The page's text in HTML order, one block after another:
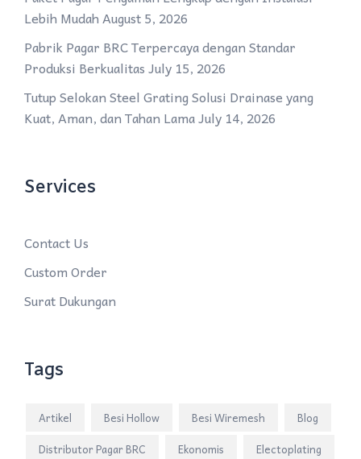
Lebih MudahAugust 5, 2026
Pabrik Pagar BRC Terpercaya dengan Standar
Produksi BerkualitasJuly 15, 2026
Tutup Selokan Steel Grating Solusi Drainase yang
Kuat, Aman, dan Tahan LamaJuly 14, 2026
Services
Contact Us
Custom Order
Surat Dukungan
Tags
Artikel Besi Hollow Besi Wiremesh
Blog
Distributor Pagar BRC
Ekonomis
Electoplating